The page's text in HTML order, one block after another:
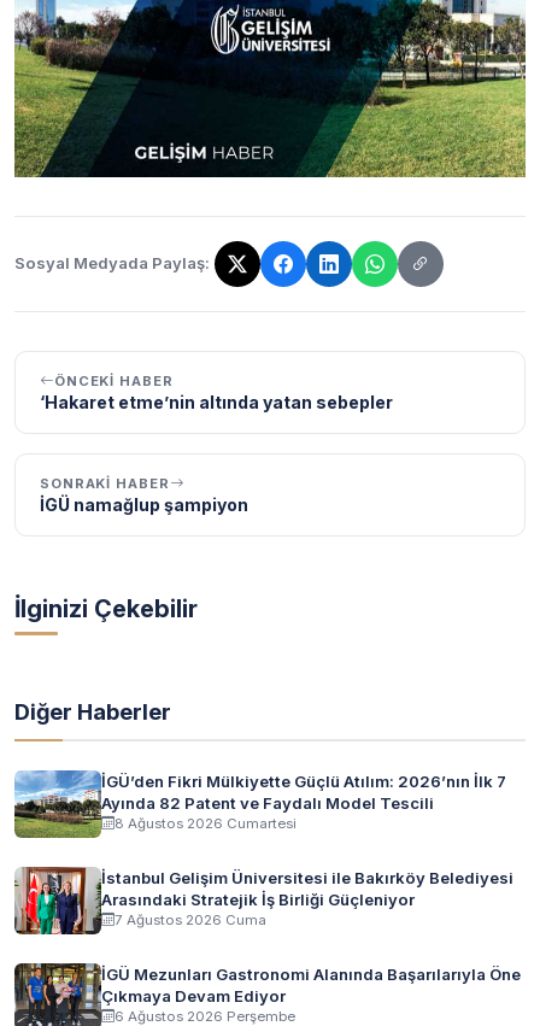
Sosyal Medyada Paylaş:
Bağlantı kopyalandı!
ÖNCEKI HABER
‘Hakaret etme’nin altında yatan sebepler
SONRAKI HABER
İGÜ namağlup şampiyon
İlginizi Çekebilir
Diğer Haberler
İGÜ’den Fikri Mülkiyette Güçlü Atılım: 2026’nın İlk 7
Ayında 82 Patent ve Faydalı Model Tescili
8 Ağustos 2026 Cumartesi
İstanbul Gelişim Üniversitesi ile Bakırköy Belediyesi
Arasındaki Stratejik İş Birliği Güçleniyor
7 Ağustos 2026 Cuma
İGÜ Mezunları Gastronomi Alanında Başarılarıyla Öne
Çıkmaya Devam Ediyor
6 Ağustos 2026 Perşembe